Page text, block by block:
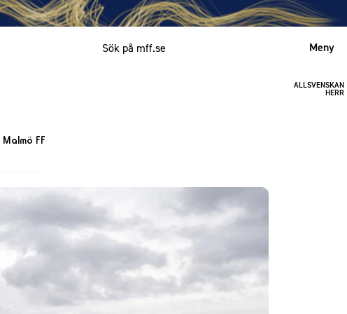
Meny
ALLSVENSKAN
HERR
Malmö FF